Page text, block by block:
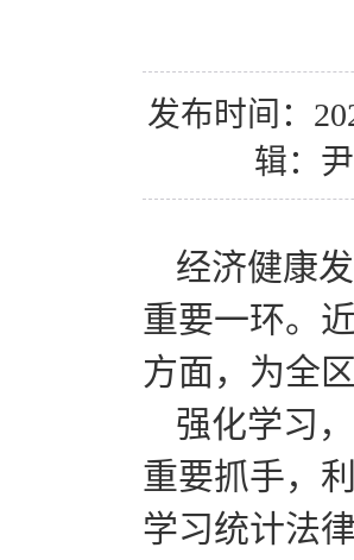
发布时间：
辑：
经济健康
重要一环。
方面，为全
强化学习
重要抓手，
学习统计法